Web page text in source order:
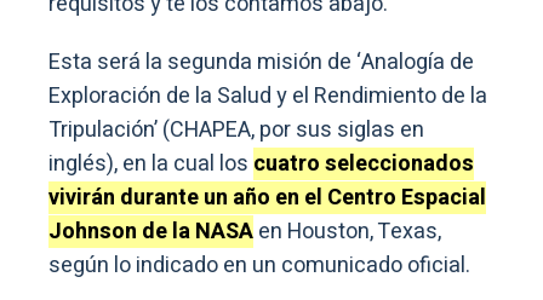
Esta será la segunda misión de ‘Analogía de
Exploración de la Salud y el Rendimiento de la
Tripulación’ (CHAPEA, por sus siglas en
inglés), en la cual los cuatro seleccionados
vivirán durante un año en el Centro Espacial
Johnson de la NASAen Houston, Texas,
según lo indicado en un comunicado oficial.